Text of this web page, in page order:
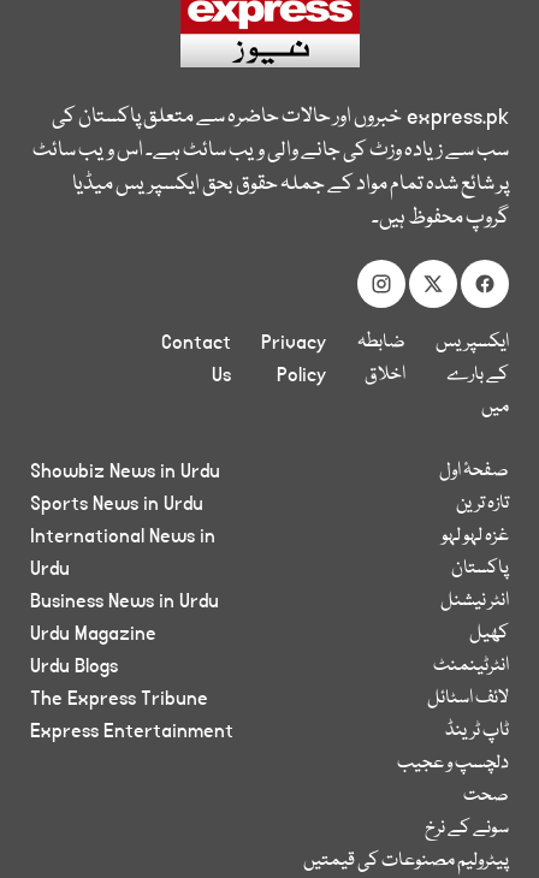
express.pkخبروں اور حالات حاضرہ سے متعلق پاکستان کی
سب سے زیادہ وزٹ کی جانے والی ویب سائٹ ہے۔ اس ویب سائٹ
پر شائع شدہ تمام مواد کے جملہ حقوق بحق ایکسپریس میڈیا
گروپ محفوظ ہیں۔
ایکسپریس
کے بارے
میں
ضابطہ
اخلاق
Privacy
Policy
Contact
Us
صفحۂ اول
تازہ ترین
غزہ لہو لہو
پاکستان
انٹر نیشنل
کھیل
انٹرٹینمنٹ
لائف اسٹائل
ٹاپ ٹرینڈ
دلچسپ و عجیب
صحت
سونے کے نرخ
پیٹرولیم مصنوعات کی قیمتیں
Showbiz News in Urdu
Sports News in Urdu
International News in
Urdu
Business News in Urdu
Urdu Magazine
Urdu Blogs
The Express Tribune
Express Entertainment